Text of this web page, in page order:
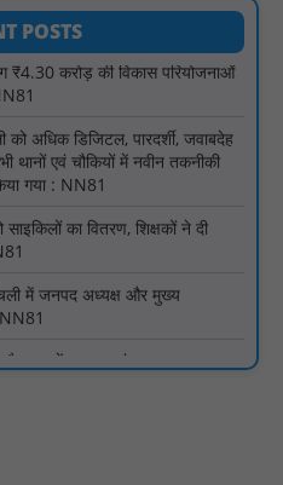
POSTS
₹4.30 करोड़ की विकास परियोजनाओं
को अधिक डिजिटल, पारदर्शी, जवाबदेह
एवं चौकियों में नवीन तकनीकी
गया : NN81
का वितरण, शिक्षकों ने दी
में जनपद अध्यक्ष और मुख्य
भैरमगढ़ में साइबर एवं यातायात
के माता पिता के साथ मां बम्लेश्वरी